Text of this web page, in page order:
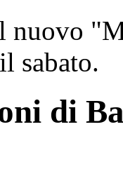
sabato.
di